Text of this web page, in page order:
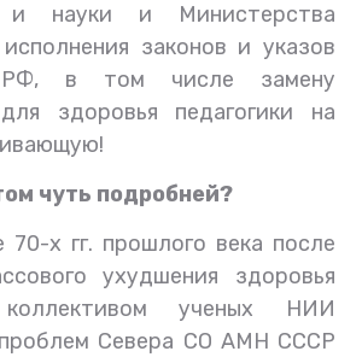
и науки и Министерства
законов и указов
РФ, в том числе замену
здоровья педагогики на
чуть подробней?
х гг. прошлого века после
ухудшения здоровья
коллективом ученых НИИ
Севера СО АМН СССР